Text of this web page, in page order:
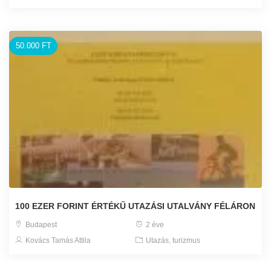
50.000 FT
100 EZER FORINT ÉRTÉKŰ UTAZÁSI UTALVÁNY FÉLÁRON
Budapest
2 éve
Kovács Tamás Attila
Utazás, turizmus